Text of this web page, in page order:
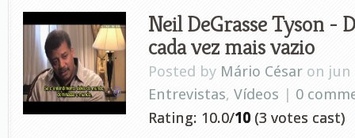
Neil DeGrasse Tyson -
cada vez mais vazio
Posted by Mário César on jun
Entrevistas, Vídeos | 0
Rating: 10.0/10 (3 votes cast)